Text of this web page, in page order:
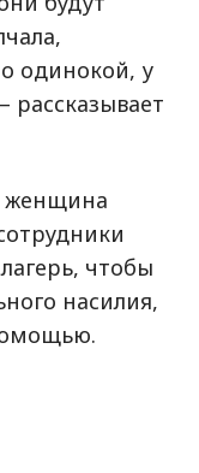
одинокой, у
рассказывает
женщина
чтобы
насилия,